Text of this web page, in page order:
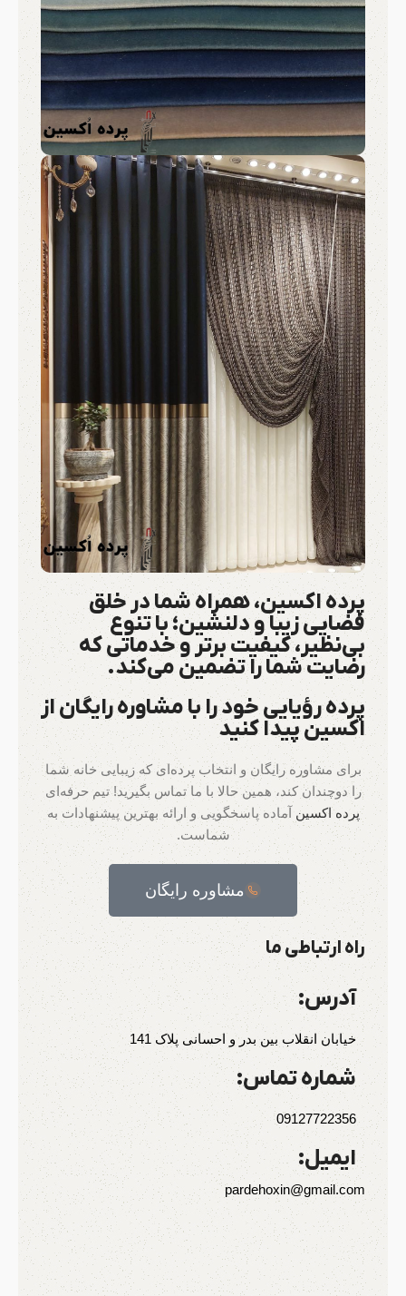
پرده اکسین، همراه شما در خلق
فضایی زیبا و دلنشین؛ با تنوع
بی‌نظیر، کیفیت برتر و خدماتی که
رضایت شما را تضمین می‌کند.
پرده رؤیایی خود را با مشاوره رایگان از
اکسین پیدا کنید
برای مشاوره رایگان و انتخاب پرده‌ای که زیبایی خانه شما
را دوچندان کند، همین حالا با ما تماس بگیرید! تیم حرفه‌ای
پرده اکسین آماده پاسخگویی و ارائه بهترین پیشنهادات به
شماست.
مشاوره رایگان
راه ارتباطی ما
آدرس:
خیابان انقلاب بین بدر و احسانی پلاک 141
شماره تماس:
09127722356
ایمیل:
pardehoxin@gmail.com